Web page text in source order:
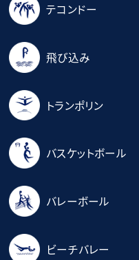
テコンドー
飛び込み
トランポリン
バスケットボール
バレーボール
ビーチバレー